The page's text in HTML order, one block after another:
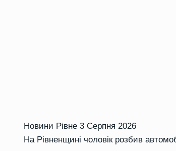
Новини Рівне 3 Серпня 2026
На Рівненщині чоловік розбив